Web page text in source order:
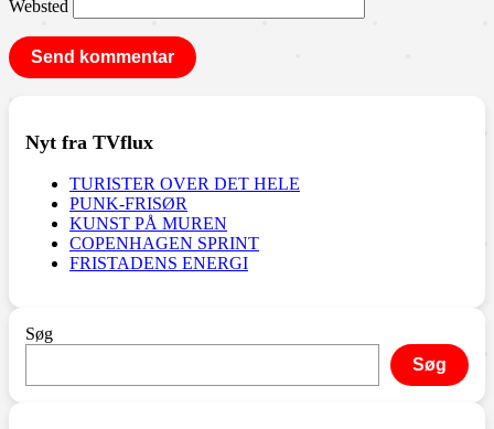
Websted
Nyt fra TVflux
TURISTER OVER DET HELE
PUNK-FRISØR
KUNST PÅ MUREN
COPENHAGEN SPRINT
FRISTADENS ENERGI
Søg
Søg